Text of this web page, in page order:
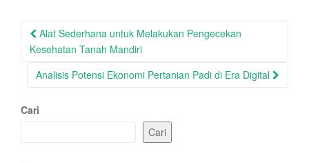
Post
navigation
Alat Sederhana untuk Melakukan Pengecekan
Kesehatan Tanah Mandiri
Analisis Potensi Ekonomi Pertanian Padi di Era Digital
Cari
Cari